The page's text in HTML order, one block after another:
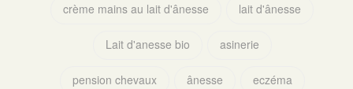
crème mains au lait d'ânesse lait d'ânesse
Lait d'anesse bio asinerie
pension chevaux ânesse eczéma